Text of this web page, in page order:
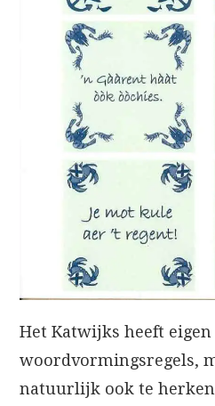
Het Katwijks heeft
woordvormingsregels,
natuurlijk ook te